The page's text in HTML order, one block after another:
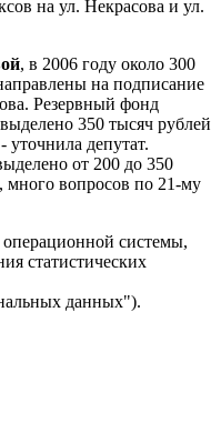
на ул. Некрасова и ул.
, в 2006 году около 300
на подписание
Резервный фонд
350 тысяч рублей
уточнила депутат.
от 200 до 350
много вопросов по 21-му
системы,
статистических
данных").